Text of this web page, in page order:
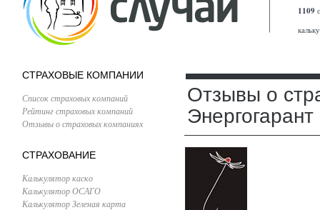
1109
СТРАХОВЫЕ КОМПАНИИ
Список страховых компаний
Рейтинг страховых компаний
Отзывы о страховых компаниях
СТРАХОВАНИЕ
Калькулятор каско
Калькулятор ОСАГО
Калькулятор Зеленая карта
Отзывы о
Энергогарант